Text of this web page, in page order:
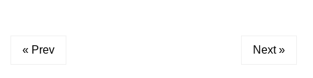
« Prev Next »